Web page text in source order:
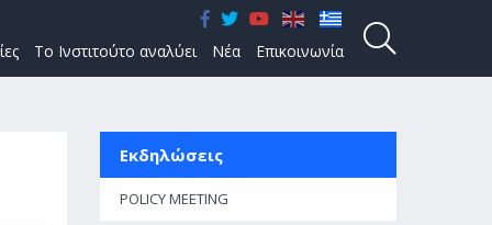
Το Ινστιτούτο αναλύει Νέα Επικοινωνία
Εκδηλώσεις
POLICY MEETING